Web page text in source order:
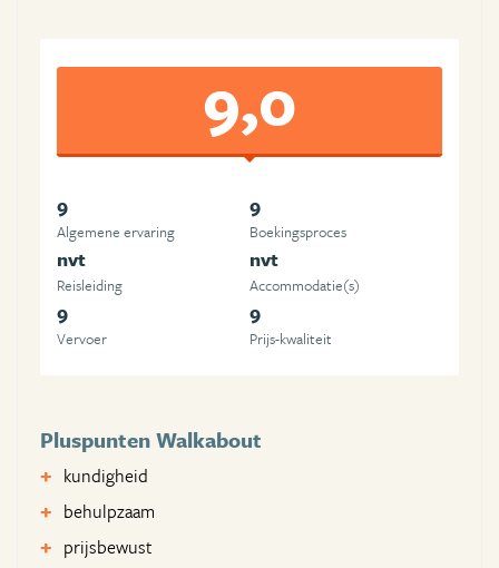
9,0
9
Algemene ervaring
9
Boekingsproces
nvt
Reisleiding
nvt
Accommodatie(s)
9
Vervoer
9
Prijs-kwaliteit
Pluspunten Walkabout
kundigheid
behulpzaam
prijsbewust